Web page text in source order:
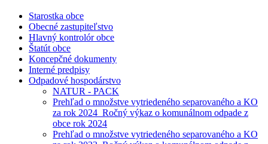
Starostka obce
Obecné zastupiteľstvo
Hlavný kontrolór obce
Štatút obce
Koncepčné dokumenty
Interné predpisy
Odpadové hospodárstvo
NATUR - PACK
Prehľad o množstve vytriedeného separovaného a KO
za rok 2024_Ročný výkaz o komunálnom odpade z
obce rok 2024
Prehľad o množstve vytriedeného separovaného a KO